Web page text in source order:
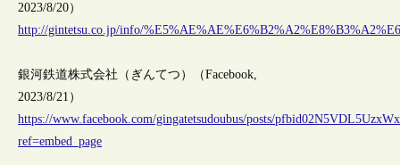
2023/8/20）
http://gintetsu.co.jp/info/
銀河鉄道株式会社（ぎんてつ）（Facebook,
2023/8/21）
https://www.facebook.com/gingatetsudoubus/posts/
ref=embed_page